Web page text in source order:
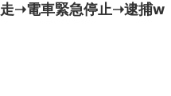
走➝電車緊急停止➝逮捕w